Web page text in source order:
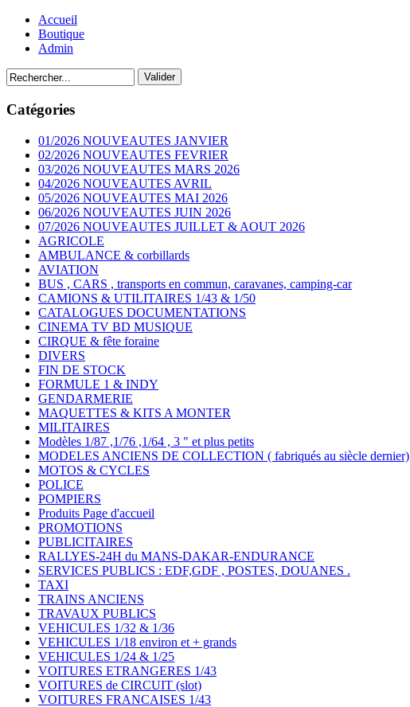
Accueil
Boutique
Admin
Catégories
01/2026 NOUVEAUTES JANVIER
02/2026 NOUVEAUTES FEVRIER
03/2026 NOUVEAUTES MARS 2026
04/2026 NOUVEAUTES AVRIL
05/2026 NOUVEAUTES MAI 2026
06/2026 NOUVEAUTES JUIN 2026
07/2026 NOUVEAUTES JUILLET & AOUT 2026
AGRICOLE
AMBULANCE & corbillards
AVIATION
BUS , CARS , transports en commun, caravanes, camping-car
CAMIONS & UTILITAIRES 1/43 & 1/50
CATALOGUES DOCUMENTATIONS
CINEMA TV BD MUSIQUE
CIRQUE & fête foraine
DIVERS
FIN DE STOCK
FORMULE 1 & INDY
GENDARMERIE
MAQUETTES & KITS A MONTER
MILITAIRES
Modèles 1/87 ,1/76 ,1/64 , 3 " et plus petits
MODELES ANCIENS DE COLLECTION ( fabriqués au siècle dernier)
MOTOS & CYCLES
POLICE
POMPIERS
Produits Page d'accueil
PROMOTIONS
PUBLICITAIRES
RALLYES-24H du MANS-DAKAR-ENDURANCE
SERVICES PUBLICS : EDF,GDF , POSTES, DOUANES .
TAXI
TRAINS ANCIENS
TRAVAUX PUBLICS
VEHICULES 1/32 & 1/36
VEHICULES 1/18 environ et + grands
VEHICULES 1/24 & 1/25
VOITURES ETRANGERES 1/43
VOITURES de CIRCUIT (slot)
VOITURES FRANCAISES 1/43